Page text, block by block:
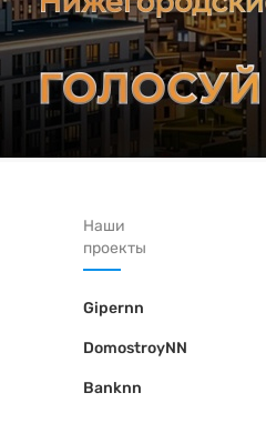
Наши
проекты
Gipernn
DomostroyNN
Banknn